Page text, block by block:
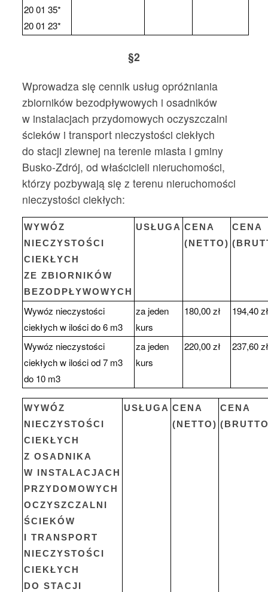
20 01 35*
20 01 23*
§2
Wprowadza się cennik usług opróżniania
zbiorników bezodpływowych i osadników
w instalacjach przydomowych oczyszczalni
ścieków i transport nieczystości ciekłych
do stacji zlewnej na terenie miasta i gminy
Busko-Zdrój, od właścicieli nieruchomości,
którzy pozbywają się z terenu nieruchomości
nieczystości ciekłych:
WYWÓZ
NIECZYSTOŚCI
CIEKŁYCH
ZE ZBIORNIKÓW
BEZODPŁYWOWYCH
USŁUGA CENA
(NETTO)
CENA
Wywóz nieczystości
ciekłych w ilości do 6 m3
za jeden
kurs
180,00 zł 194,40
Wywóz nieczystości
ciekłych w ilości od 7 m3
do 10 m3
za jeden
kurs
220,00 zł 237,60
WYWÓZ
NIECZYSTOŚCI
CIEKŁYCH
Z OSADNIKA
W INSTALACJACH
PRZYDOMOWYCH
OCZYSZCZALNI
ŚCIEKÓW
I TRANSPORT
NIECZYSTOŚCI
CIEKŁYCH
DO STACJI
USŁUGA CENA
(NETTO)
CENA